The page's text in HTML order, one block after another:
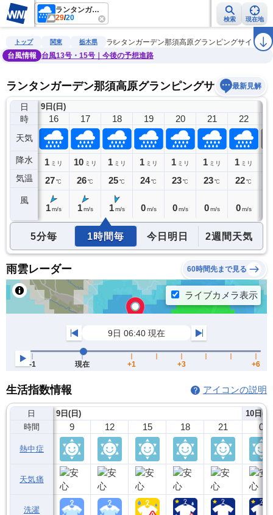
ランタンガーデン那須高原グランピングサイト
29/20 検索 現在地
雨雲レーダー 台風情報 地震情報 警報・注意報 2週間天気 ラ
トップ 関東 栃木県
ランタンガーデン那須高原グランピングサイト
台風情報
台風13号・15号｜今後の予想進路
ランタンガーデン那須高原グランピングサイトの天気
最新見解
日
時
天気
降水
気温
風
9日(日)
15
1ミリ
28℃
16
1 ミリ
27℃
1 m/s
17
10 ミリ
26℃
1 m/s
18
1 ミリ
25℃
1 m/s
19
1 ミリ
24℃
0 m/s
20
1 ミリ
23℃
0 m/s
21
1 ミリ
23℃
0 m/s
22
1 ミリ
22℃
0 m/s
5分毎 1時間毎 今日明日 2週間天気
雨雲レーダー 60時間先まで見る
生活指数情報 アイコンの説明
日
時間
熱中症
天気痛
洗濯
9日(日)
9 12 15 18 21
10日(
0